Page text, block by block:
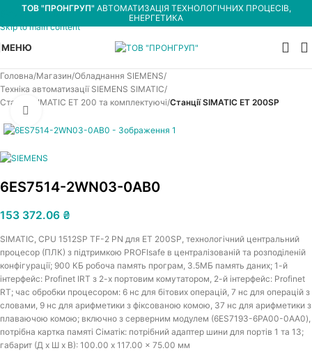
Skip to navigation
Skip to main content
ТОВ "ПРОНГРУП" АВТОМАТИЗАЦІЯ ТЕХНОЛОГІЧНИХ ПРОЦЕСІВ,
ЕНЕРГЕТИКА
МЕНЮ
Головна Магазин Обладнання SIEMENS
Техніка автоматизації SIEMENS SIMATIC
Станції SIMATIC ET 200 та комплектуючі Станції SIMATIC ET 200SP
6ES7514-2WN03-0AB0
153 372.06 ₴
SIMATIC, CPU 1512SP ТF-2 PN для ET 200SP, технологічний центральний
процесор (ПЛК) з підтримкою PROFIsafe в централізованій та розподіленій
конфігурації; 900 КБ робоча память програм, 3.5МБ память даних; 1-й
інтерфейс: Profinet IRT з 2-х портовим комутатором, 2-й інтерфейс: Profinet
RT; час обробки процесором: 6 нс для бітових операцій, 7 нс для операцій з
словами, 9 нс для арифметики з фіксованою комою, 37 нс для арифметики з
плаваючою комою; включно з серверним модулем (6ES7193-6PA00-0AA0),
потрібна картка памяті Сіматік: потрібний адаптер шини для портів 1 та 13;
габарит (Д х Ш х В): 100.00 x 117.00 x 75.00 мм